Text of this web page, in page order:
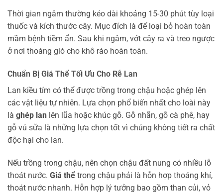
Thời gian ngâm thường kéo dài khoảng 15-30 phút tùy loại
thuốc và kích thước cây. Mục đích là để loại bỏ hoàn toàn
mầm bệnh tiềm ẩn. Sau khi ngâm, vớt cây ra và treo ngược
ở nơi thoáng gió cho khô ráo hoàn toàn.
Chuẩn Bị Giá Thể Tối Ưu Cho Rễ Lan
Lan kiều tím có thể được trồng trong chậu hoặc ghép lên
các vật liệu tự nhiên. Lựa chọn phổ biến nhất cho loài này
là ghép lan lên lũa hoặc khúc gỗ. Gỗ nhãn, gỗ cà phê, hay
gỗ vú sữa là những lựa chọn tốt vì chúng không tiết ra chất
độc hại cho lan.
Nếu trồng trong chậu, nên chọn chậu đất nung có nhiều lỗ
thoát nước. Giá thể trong chậu phải là hỗn hợp thoáng khí,
thoát nước nhanh. Hỗn hợp lý tưởng bao gồm than củi, vỏ